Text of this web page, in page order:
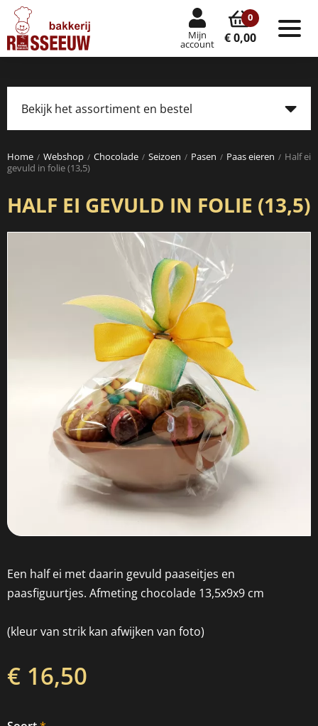
Mijn
account
0
€ 0,00
Bekijk het assortiment en bestel
Home Webshop Chocolade Seizoen Pasen Paas eieren
Half ei
gevuld in folie (13,5)
HALF EI GEVULD IN FOLIE (13,5)
Een half ei met daarin gevuld paaseitjes en
paasfiguurtjes. Afmeting chocolade 13,5x9x9 cm
(kleur van strik kan afwijken van foto)
€ 16,50